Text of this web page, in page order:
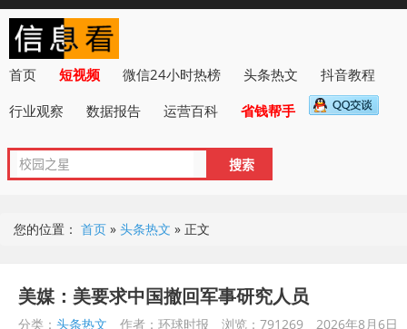
首页 短视频 微信24小时热榜 头条热文
抖音教程
行业观察
数据报告 运营百科 省钱帮手
您的位置： 首页 » 头条热文 » 正文
美媒：美要求中国撤回军事研究人员
分类： 头条热文 作者：环球时报 浏览：791269
2026年8月6日